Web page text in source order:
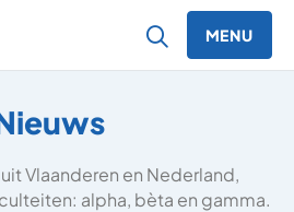
MENU
Vlaanderen en Nederland,
alpha, bèta en gamma.